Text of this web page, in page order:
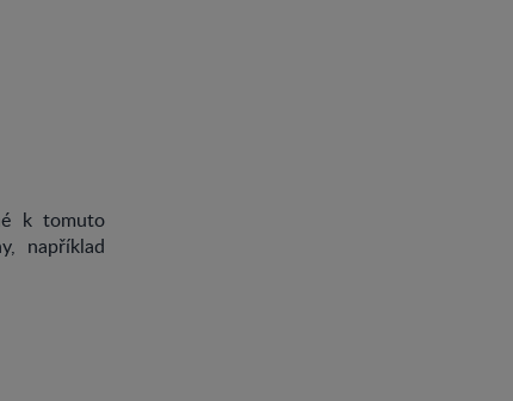
k tomuto
například